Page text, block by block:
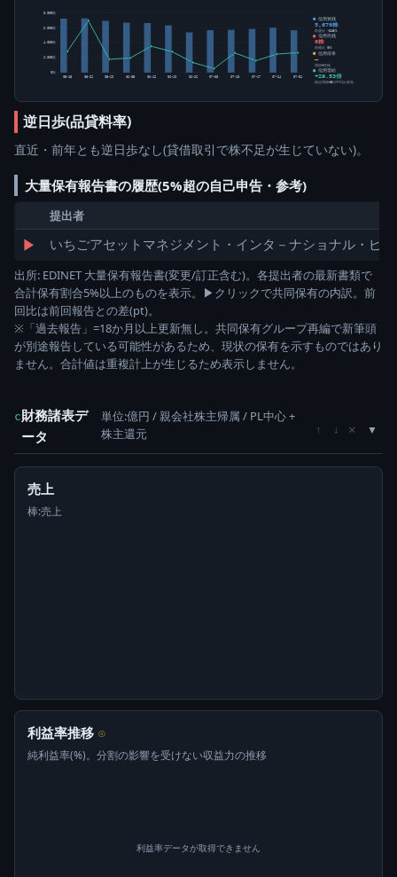
0株
2,000株
4,000株
6,000株
8,000株
05-15 05-22 05-29 06-05 06-12 06-19 06-26 07-03 07-10 07-17 07-24 07-31
信用買残
5,670株
前週比 -345株
信用売残
0株
前週比 0株
信用倍率
―
買残÷売残
信用需給
+29.53倍
純信用残÷5日平均出来高
逆日歩(品貸料率)
直近・前年とも逆日歩なし(貸借取引で株不足が生じていない)。
大量保有報告書の履歴(5%超の自己申告・参考)
提出者
▶
いちごアセットマネジメント・インタ－ナショナル・ピ
出所: EDINET 大量保有報告書(変更/訂正含む)。各提出者の最新書類で
合計保有割合5%以上のものを表示。▶クリックで共同保有の内訳。前
回比は前回報告との差(pt)。
※「過去報告」=18か月以上更新無し。共同保有グループ再編で新筆頭
が別途報告している可能性があるため、現状の保有を示すものではあり
ません。合計値は重複計上が生じるため表示しません。
c財務諸表デ
ータ
単位:億円 / 親会社株主帰属 / PL中心 +
株主還元
↑ ↓ ×
売上
棒:売上
利益率推移 ⊙
純利益率(%)。分割の影響を受けない収益力の推移
利益率データが取得できません